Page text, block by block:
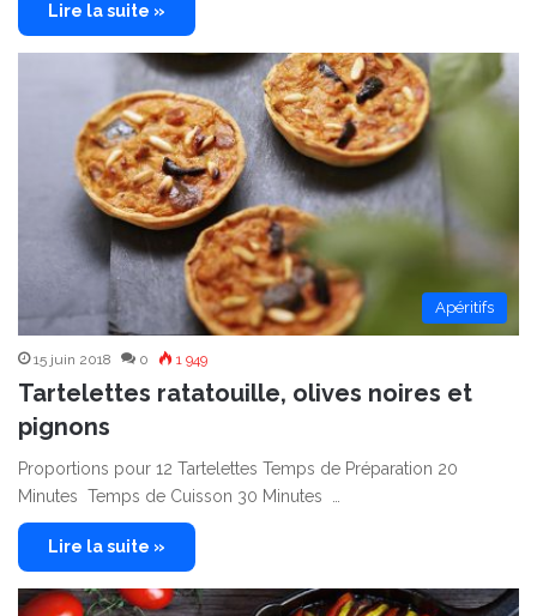
Lire la suite »
Apéritifs
15 juin 2018 0 1 949
Tartelettes ratatouille, olives noires et
pignons
Proportions pour 12 Tartelettes Temps de Préparation 20
Minutes Temps de Cuisson 30 Minutes …
Lire la suite »